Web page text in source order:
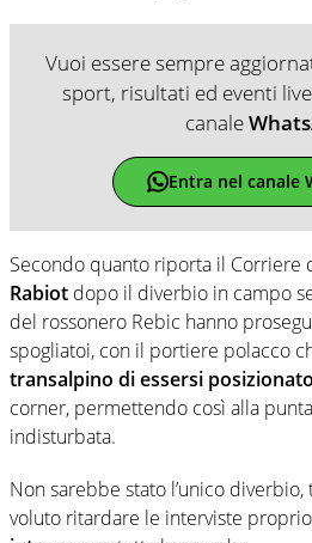
Vuoi essere sempre
sport, risultati ed eventi
canale
Entra nel canale
Secondo quanto riporta il Corriere
Rabiot dopo il diverbio in campo
del rossonero Rebic hanno
spogliatoi, con il portiere polacco
transalpino di essersi
corner, permettendo così alla
indisturbata.
Non sarebbe stato l’unico
voluto ritardare le interviste